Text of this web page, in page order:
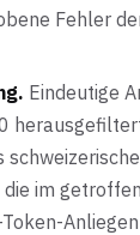
Fehler
Eindeutige
die im